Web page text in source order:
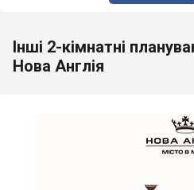
Інші 2-кімнатні
Нова Англія